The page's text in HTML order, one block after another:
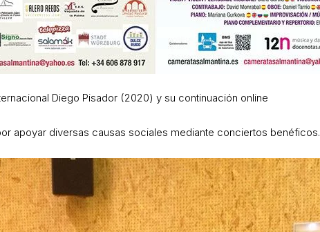
Diego Pisador (2020) y su continuación online
apoyar diversas causas sociales mediante conciertos benéficos.